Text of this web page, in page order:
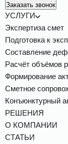
Заказать звонок
УСЛУГИ
Экспертиза смет
Подготовка к
Составление
Расчёт объёмов
Формирование
Сметное
Конъюнктурный
РЕШЕНИЯ
О КОМПАНИИ
СТАТЬИ